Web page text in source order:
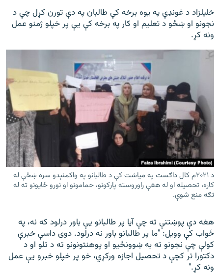
خلیلزاد د غونډې په یوه برخه کې طالبان په دې تورن کړل چې د
نجونو او ښځو د تعلیم او کار په برخه کې یې پر خپلو ژمنو عمل
ونه کړ.
د ۲۰۲۱م کال داګست په میاشت کې د طالبانو په واکمنېدو سره ښځې له
کاره، تحصیله او له هغې راوروسته پارکونو، حمامونو او نورو ځایونو ته له
تګه منع شوې.
هغه دې پوښتنې ته چې آیا پر طالبانو یې باور درلود که نه، په
ځواب کې وویل: "ما پر طالبانو باور نه درلود. دوی داسې خبرې
کولې چې نجونو ته به ښوونځیو او پوهنتونونو ته د تلو او د
دکتورا تر کچې د تحصیل اجازه ورکړي، خو پر خپلو خبرو یې عمل
ونه کړ."